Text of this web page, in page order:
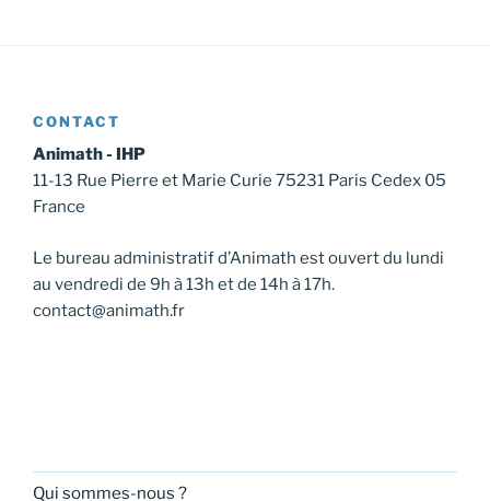
CONTACT
Animath - IHP
11-13 Rue Pierre et Marie Curie 75231 Paris Cedex 05
France
Le bureau administratif d’Animath est ouvert du lundi
au vendredi de 9h à 13h et de 14h à 17h.
contact@animath.fr
Qui sommes-nous ?